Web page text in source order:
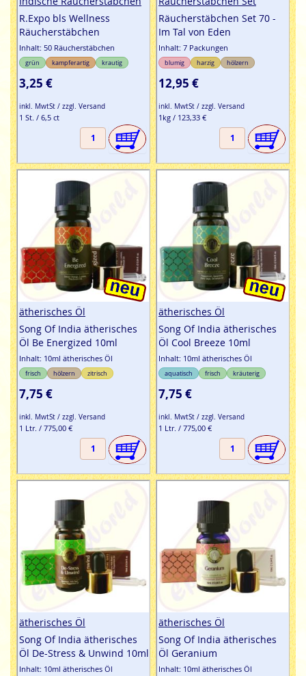
R.Expo bls Wellness
Räucherstäbchen
Inhalt: 50 Räucherstäbchen
grün kampferartig krautig
3,25 €
inkl. MwtSt / zzgl. Versand
1 St. / 6,5 ct
Räucherstäbchen Set 70 -
Im Tal von Eden
Inhalt: 7 Packungen
blumig harzig hölzern
12,95 €
inkl. MwtSt / zzgl. Versand
1kg / 123,33 €
ätherisches Öl
Song Of India ätherisches
Öl Be Energized 10ml
Inhalt: 10ml ätherisches Öl
frisch hölzern zitrisch
7,75 €
inkl. MwtSt / zzgl. Versand
1 Ltr. / 775,00 €
ätherisches Öl
Song Of India ätherisches
Öl Cool Breeze 10ml
Inhalt: 10ml ätherisches Öl
aquatisch frisch kräuterig
7,75 €
inkl. MwtSt / zzgl. Versand
1 Ltr. / 775,00 €
ätherisches Öl
Song Of India ätherisches
Öl De-Stress & Unwind 10ml
Inhalt: 10ml ätherisches Öl
ätherisches Öl
Song Of India ätherisches
Öl Geranium
Inhalt: 10ml ätherisches Öl